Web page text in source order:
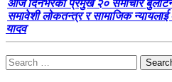
आज दिनभरका प्रमुख २० समाचार
समावेशी लोकतन्त्र र सामाजिक न्यायलाई
यादव
Search
for: